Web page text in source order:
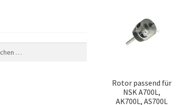
Rotor passend für
NSK A700L,
AK700L, AS700L